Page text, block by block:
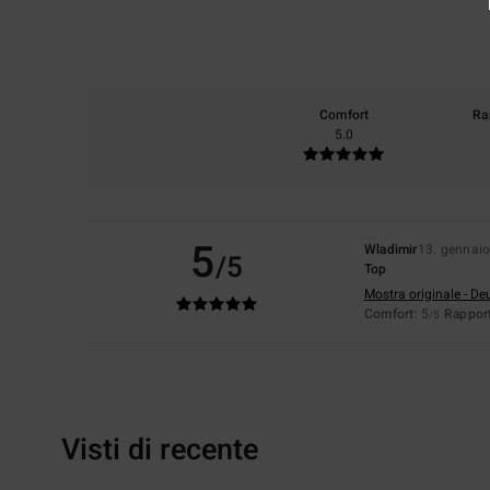
Comfort
5.0
5/5 Wladimir13.
Top
Mostra originale -
Comfort: 5/5
Visti di recente